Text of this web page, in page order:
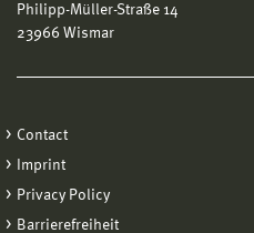
Philipp-Müller-Straße 14
23966 Wismar
Contact
Imprint
Privacy Policy
Barrierefreiheit